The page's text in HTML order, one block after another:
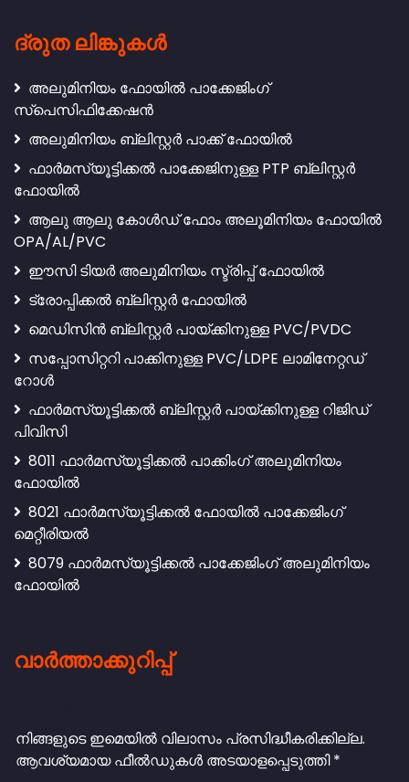
ദ്രുത ലിങ്കുകൾ
അലുമിനിയം ഫോയിൽ പാക്കേജിംഗ്
സ്പെസിഫിക്കേഷൻ
അലുമിനിയം ബ്ലിസ്റ്റർ പാക്ക് ഫോയിൽ
ഫാർമസ്യൂട്ടിക്കൽ പാക്കേജിനുള്ള PTP ബ്ലിസ്റ്റർ
ഫോയിൽ
ആലു ആലു കോൾഡ് ഫോം അലൂമിനിയം ഫോയിൽ
OPA/AL/PVC
ഈസി ടിയർ അലുമിനിയം സ്ട്രിപ്പ് ഫോയിൽ
ട്രോപ്പിക്കൽ ബ്ലിസ്റ്റർ ഫോയിൽ
മെഡിസിൻ ബ്ലിസ്റ്റർ പായ്ക്കിനുള്ള PVC/PVDC
സപ്പോസിറ്ററി പാക്കിനുള്ള PVC/LDPE ലാമിനേറ്റഡ്
റോൾ
ഫാർമസ്യൂട്ടിക്കൽ ബ്ലിസ്റ്റർ പായ്ക്കിനുള്ള റിജിഡ്
പിവിസി
8011 ഫാർമസ്യൂട്ടിക്കൽ പാക്കിംഗ് അലുമിനിയം
ഫോയിൽ
8021 ഫാർമസ്യൂട്ടിക്കൽ ഫോയിൽ പാക്കേജിംഗ്
മെറ്റീരിയൽ
8079 ഫാർമസ്യൂട്ടിക്കൽ പാക്കേജിംഗ് അലുമിനിയം
ഫോയിൽ
വാർത്താക്കുറിപ്പ്
നിങ്ങളുടെ ഇമെയിൽ വിലാസം പ്രസിദ്ധീകരിക്കില്ല.
ആവശ്യമായ ഫീൽഡുകൾ അടയാളപ്പെടുത്തി*